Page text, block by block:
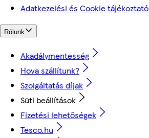
Adatkezelési és Cookie tájékoztató
Rólunk
Akadálymentesség
Hova szállítunk?
Szolgáltatás díjak
Süti beállítások
Fizetési lehetőségek
Tesco.hu